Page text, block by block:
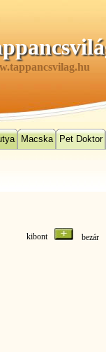
Macska Pet Doktor
kibont